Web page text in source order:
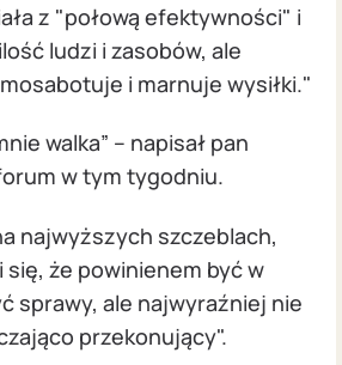
z "połową efektywności" i
ludzi i zasobów, ale
i marnuje wysiłki."
walka” – napisał pan
w tym tygodniu.
najwyższych szczeblach,
że powinienem być w
sprawy, ale najwyraźniej nie
przekonujący".